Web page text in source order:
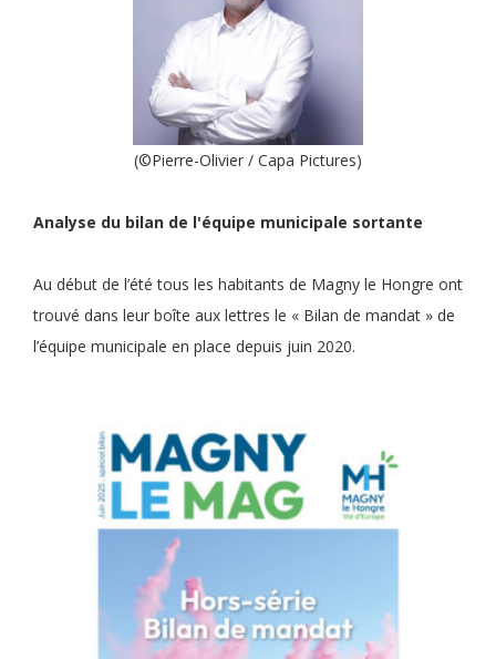
(©Pierre-Olivier / Capa Pictures)
Analyse du bilan de l'équipe municipale sortante
Au début de l’été tous les habitants de Magny le Hongre ont
trouvé dans leur boîte aux lettres le « Bilan de mandat » de
l’équipe municipale en place depuis juin 2020.